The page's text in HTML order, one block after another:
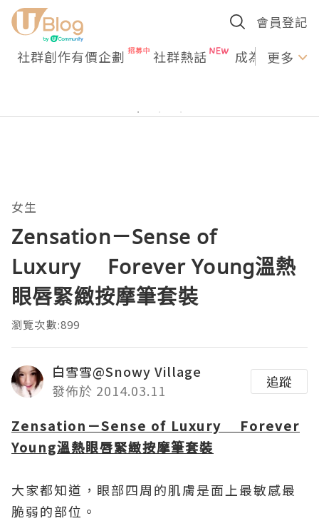
會員登記
社群創作有價企劃 社群熱話 成為U更多
女生
Zensation－Sense of
Luxury Forever Young溫熱
眼唇緊緻按摩筆套裝
瀏覽次數:899
白雪雪@Snowy Village
發佈於 2014.03.11
追蹤
Zensation－Sense of Luxury Forever
Young溫熱眼唇緊緻按摩筆套裝
大家都知道，眼部四周的肌膚是面上最敏感最
脆弱的部位。